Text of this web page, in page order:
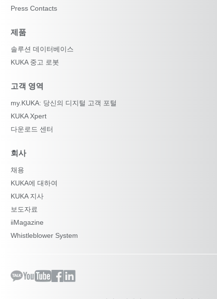
Press Contacts
제품
솔루션 데이터베이스
KUKA 중고 로봇
고객 영역
my.KUKA: 당신의 디지털 고객 포털
KUKA Xpert
다운로드 센터
회사
채용
KUKA에 대하여
KUKA 지사
보도자료
iiMagazine
Whistleblower System